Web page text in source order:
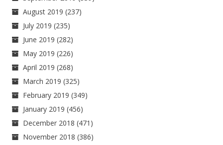
August 2019 (237)
July 2019 (235)
June 2019 (282)
May 2019 (226)
April 2019 (268)
March 2019 (325)
February 2019 (349)
January 2019 (456)
December 2018 (471)
November 2018 (386)